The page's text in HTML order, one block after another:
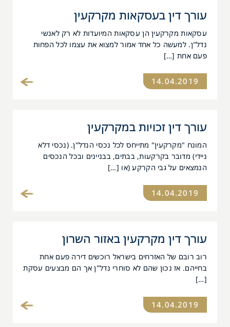
עורך דין בעסקאות מקרקעין
עסקאות מקרקעין הן עסקאות המיועדות לא רק לאנשי
נדל"ן. למעשה כל אחד אמור למצוא את עצמו לכל הפחות
פעם אחת […]
14.04.2019
עורך דין זכויות במקרקעין
המונח "מקרקעין" מתייחס לכל נכסי הנדל"ן. (נכסי דלא
ניידי) מדובר בקרקעות, בבתים, בבניינים ובכל הנכסים
הנמצאים על גבי הקרקע (או […]
14.04.2019
עורך דין מקרקעין באזור השרון
רוב רובם של האזרחים בישראל רוכשים דירה פעם אחת
בחייהם. אז נכון שהם לא סוחרי נדל"ן אך הם מבצעים עסקת
[…]
14.04.2019